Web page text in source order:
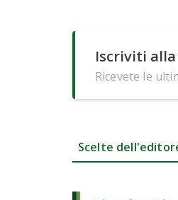
Iscriviti
Ricevete le
Scelte